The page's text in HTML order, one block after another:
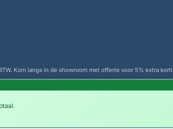
Kom langs in de showroom met offerte voor 5% extra